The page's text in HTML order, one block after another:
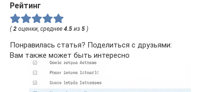
Рейтинг
(2 оценки, среднее 4.5 из 5 )
Понравилась статья? Поделиться с друзьями:
Вам также может быть интересно